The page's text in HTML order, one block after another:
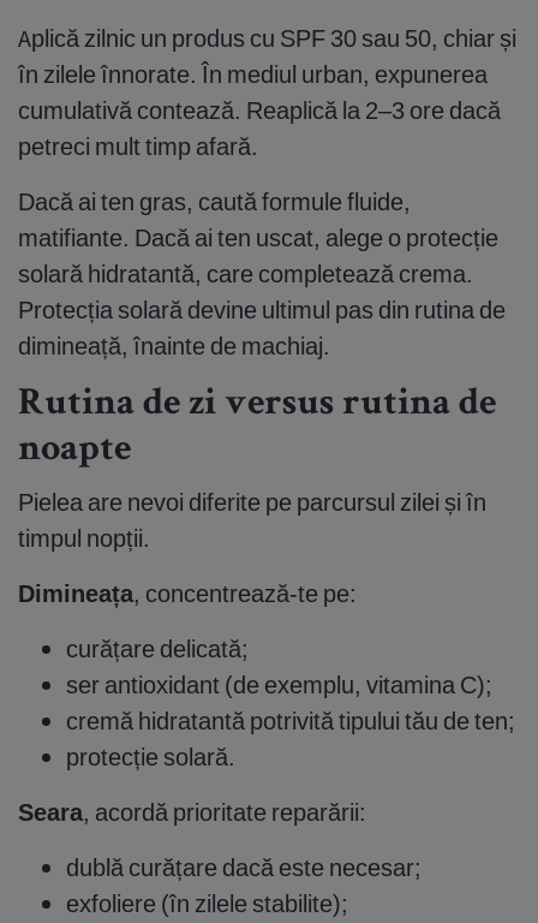
Aplică zilnic un produs cu SPF 30 sau 50, chiar și
în zilele înnorate. În mediul urban, expunerea
cumulativă contează. Reaplică la 2–3 ore dacă
petreci mult timp afară.
Dacă ai ten gras, caută formule fluide,
matifiante. Dacă ai ten uscat, alege o protecție
solară hidratantă, care completează crema.
Protecția solară devine ultimul pas din rutina de
dimineață, înainte de machiaj.
Rutina de zi versus rutina de
noapte
Pielea are nevoi diferite pe parcursul zilei și în
timpul nopții.
Dimineața, concentrează-te pe:
curățare delicată;
ser antioxidant (de exemplu, vitamina C);
cremă hidratantă potrivită tipului tău de ten;
protecție solară.
Seara, acordă prioritate reparării:
dublă curățare dacă este necesar;
exfoliere (în zilele stabilite);